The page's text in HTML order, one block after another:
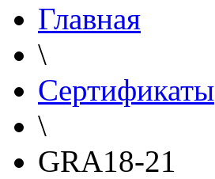
Главная
\
Сертификаты
\
GRA18-21